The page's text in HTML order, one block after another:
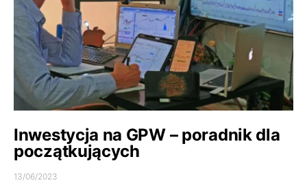
Inwestycja na GPW – poradnik dla
początkujących
13/06/2023